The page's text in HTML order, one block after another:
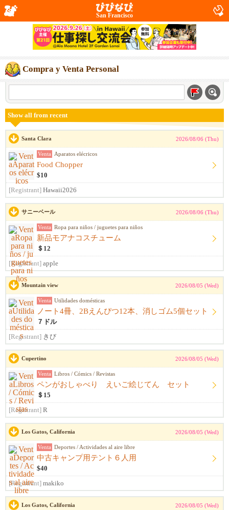
San Francisco
Compra y Venta Personal
Show all from recent
Santa Clara 2026/08/06 (Thu)
Venta Aparatos elécricos
Food Chopper
$10
[Registrant] Hawaii2026
サニーベール 2026/08/06 (Thu)
Venta Ropa para niños / juguetes para niños
新品モアナコスチューム
＄12
[Registrant] apple
Mountain view 2026/08/05 (Wed)
Venta Utilidades domésticas
ノート4冊、2Bえんぴつ12本、消しゴム5個セット
７ドル
[Registrant] きび
Cupertino 2026/08/05 (Wed)
Venta Libros / Cómics / Revistas
ペンがおしゃべり えいご絵じてん セット
＄15
[Registrant] R
Los Gatos, California 2026/08/05 (Wed)
Venta Deportes / Actividades al aire libre
中古キャンプ用テント６人用
$40
[Registrant] makiko
Los Gatos, California 2026/08/05 (Wed)